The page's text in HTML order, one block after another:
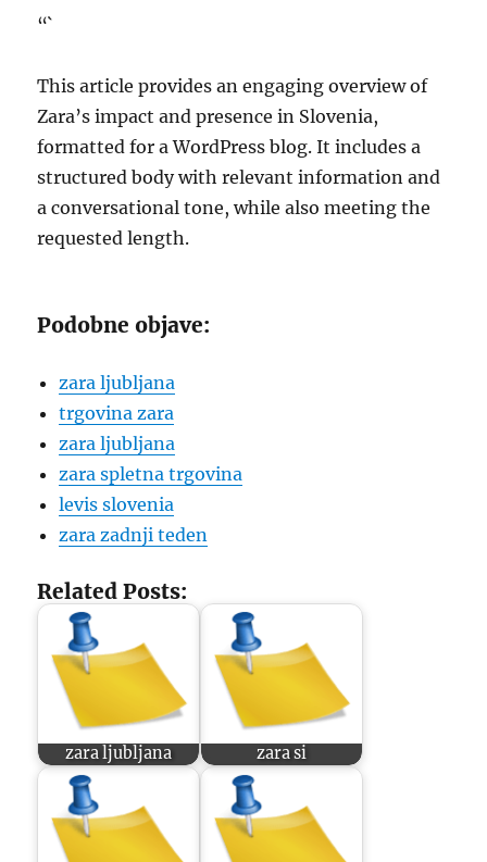
“`
This article provides an engaging overview of
Zara’s impact and presence in Slovenia,
formatted for a WordPress blog. It includes a
structured body with relevant information and
a conversational tone, while also meeting the
requested length.
Podobne objave:
zara ljubljana
trgovina zara
zara ljubljana
zara spletna trgovina
levis slovenia
zara zadnji teden
Related Posts:
zara ljubljana zara si